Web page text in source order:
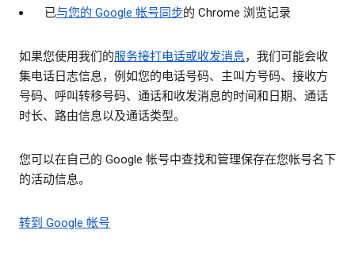
已与您的 Google 帐号同步的 Chrome 浏览记录
如果您使用我们的服务接打电话或收发消息，我们可能会收
集电话日志信息，例如您的电话号码、主叫方号码、接收方
号码、呼叫转移号码、通话和收发消息的时间和日期、通话
时长、路由信息以及通话类型。
您可以在自己的 Google 帐号中查找和管理保存在您帐号名下
的活动信息。
转到 Google 帐号